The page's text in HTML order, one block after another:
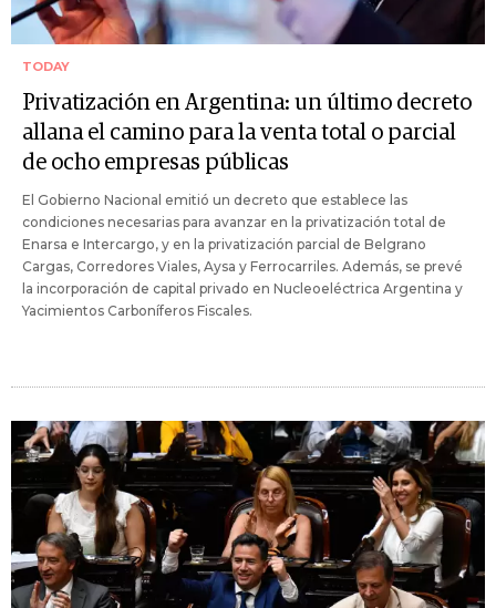
TODAY
Privatización en Argentina: un último decreto
allana el camino para la venta total o parcial
de ocho empresas públicas
El Gobierno Nacional emitió un decreto que establece las
condiciones necesarias para avanzar en la privatización total de
Enarsa e Intercargo, y en la privatización parcial de Belgrano
Cargas, Corredores Viales, Aysa y Ferrocarriles. Además, se prevé
la incorporación de capital privado en Nucleoeléctrica Argentina y
Yacimientos Carboníferos Fiscales.